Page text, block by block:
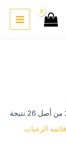
Main
الرغبات